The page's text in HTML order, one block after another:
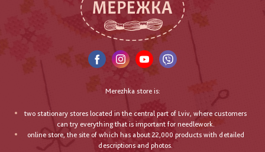
Merezhka store is:
two stationary stores located in the central part of Lviv, where customers
can try everything that is important for needlework.
online store, the site of which has about 22,000 products with detailed
descriptions and photos.